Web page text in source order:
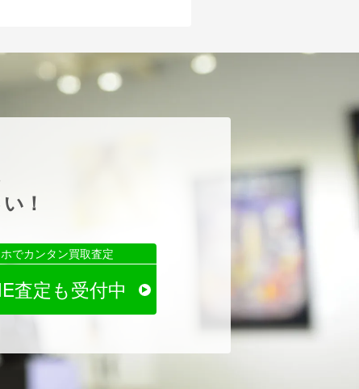
！
でカンタン買取査定
査定も受付中